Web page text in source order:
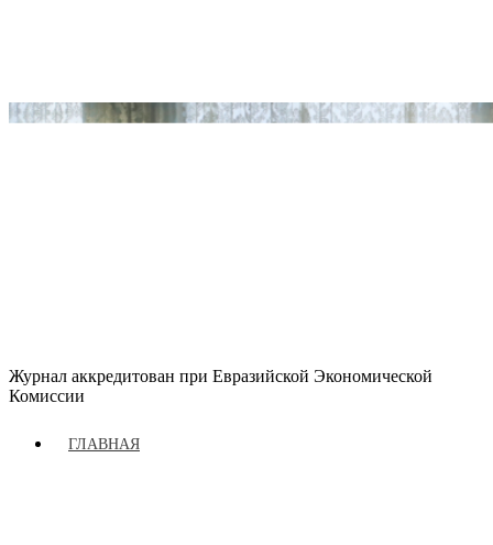
Журнал аккредитован при Евразийской Экономической
Комиссии
ГЛАВНАЯ